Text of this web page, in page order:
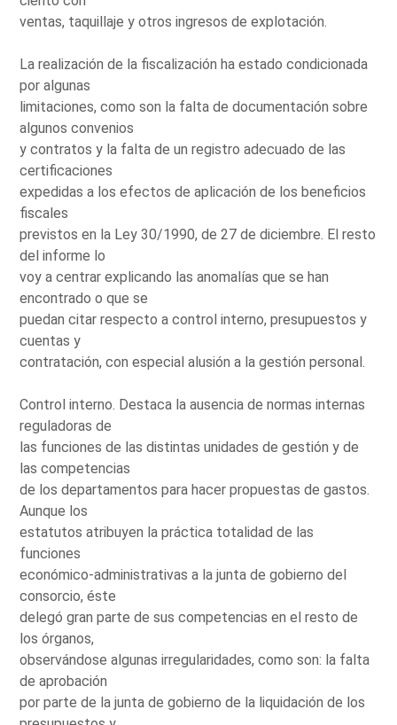
ventas, taquillaje y otros ingresos de explotación.
La realización de la fiscalización ha estado condicionada
por algunas
limitaciones, como son la falta de documentación sobre
algunos convenios
y contratos y la falta de un registro adecuado de las
certificaciones
expedidas a los efectos de aplicación de los beneficios
fiscales
previstos en la Ley 30/1990, de 27 de diciembre. El resto
del informe lo
voy a centrar explicando las anomalías que se han
encontrado o que se
puedan citar respecto a control interno, presupuestos y
cuentas y
contratación, con especial alusión a la gestión personal.
Control interno. Destaca la ausencia de normas internas
reguladoras de
las funciones de las distintas unidades de gestión y de
las competencias
de los departamentos para hacer propuestas de gastos.
Aunque los
estatutos atribuyen la práctica totalidad de las
funciones
económico-administrativas a la junta de gobierno del
consorcio, éste
delegó gran parte de sus competencias en el resto de
los órganos,
observándose algunas irregularidades, como son: la falta
de aprobación
por parte de la junta de gobierno de la liquidación de los